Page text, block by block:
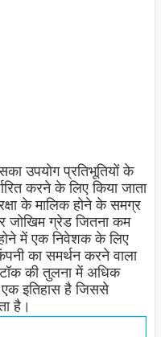
उपयोग प्रतिभूतियों के
करने के लिए किया जाता
के मालिक होने के समग्र
जोखिम ग्रेड जितना कम
में एक निवेशक के लिए
का समर्थन करने वाला
की तुलना में अधिक
इतिहास है जिससे
है।